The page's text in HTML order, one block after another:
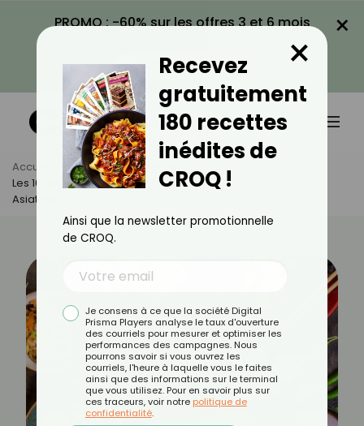
PROMO : -60% sur les offres 3 et 6 mois
VOIR LA PROMO
×
Accueil Actus
Alimentation
Les 10 Astuces Pour Limiter La Casse Au Buffet À Volonté
Asiatique
Recevez
gratuitement
180 recettes
inédites de
CROQ !
×
Ainsi que la newsletter promotionnelle
de CROQ.
Je consens à ce que la société Digital
Prisma Players analyse le taux d'ouverture
des courriels pour mesurer et optimiser les
performances des campagnes. Nous
pourrons savoir si vous ouvrez les
courriels, l'heure à laquelle vous le faites
ainsi que des informations sur le terminal
que vous utilisez. Pour en savoir plus sur
ces traceurs, voir notre politique de
confidentialité.